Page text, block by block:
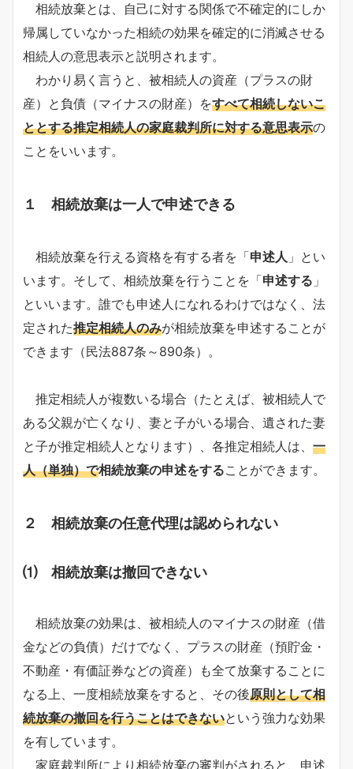
相続放棄とは、自己に対する関係で不確定的にしか
帰属していなかった相続の効果を確定的に消滅させる
相続人の意思表示と説明されます。
わかり易く言うと、被相続人の資産（プラスの財
産）と負債（マイナスの財産）をすべて相続しないこ
ととする推定相続人の家庭裁判所に対する意思表示の
ことをいいます。
１ 相続放棄は一人で申述できる
相続放棄を行える資格を有する者を「申述人 」とい
います。そして、相続放棄を行うことを「申述する 」
といいます。誰でも申述人になれるわけではなく、法
定された推定相続人のみが相続放棄を申述することが
できます（民法887条～890条）。
推定相続人が複数いる場合（たとえば、被相続人で
ある父親が亡くなり、妻と子がいる場合、遺された妻
と子が推定相続人となります）、各推定相続人は、 一
人（単独）で相続放棄の申述をすることができます。
２ 相続放棄の任意代理は認められない
⑴ 相続放棄は撤回できない
相続放棄の効果は、被相続人のマイナスの財産（借
金などの負債）だけでなく、プラスの財産（預貯金・
不動産・有価証券などの資産）も全て放棄することに
なる上、一度相続放棄をすると、その後原則として相
続放棄の撤回を行うことはできないという強力な効果
を有しています。
家庭裁判所により相続放棄の審判がされると、申述